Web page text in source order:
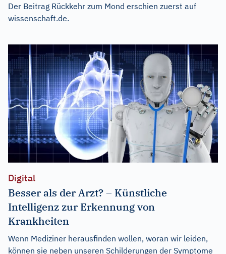
Der Beitrag Rückkehr zum Mond erschien zuerst auf
wissenschaft.de.
Digital
Besser als der Arzt? – Künstliche
Intelligenz zur Erkennung von
Krankheiten
Wenn Mediziner herausfinden wollen, woran wir leiden,
können sie neben unseren Schilderungen der Symptome